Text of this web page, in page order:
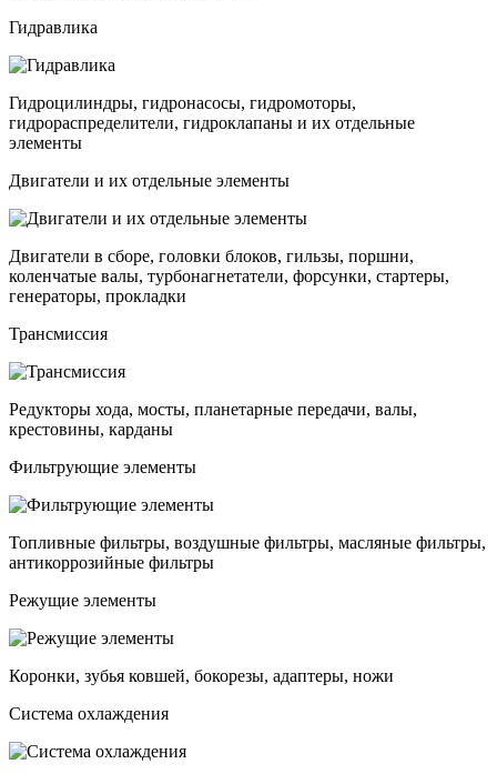
Гидравлика
Гидроцилиндры, гидронасосы, гидромоторы,
гидрораспределители, гидроклапаны и их отдельные
элементы
Двигатели и их отдельные элементы
Двигатели в сборе, головки блоков, гильзы, поршни,
коленчатые валы, турбонагнетатели, форсунки, стартеры,
генераторы, прокладки
Трансмиссия
Редукторы хода, мосты, планетарные передачи, валы,
крестовины, карданы
Фильтрующие элементы
Топливные фильтры, воздушные фильтры, масляные фильтры,
антикоррозийные фильтры
Режущие элементы
Коронки, зубья ковшей, бокорезы, адаптеры, ножи
Система охлаждения